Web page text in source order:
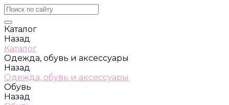
Каталог
Назад
Каталог
Одежда, обувь и аксессуары
Назад
Одежда, обувь и аксессуары
Обувь
Назад